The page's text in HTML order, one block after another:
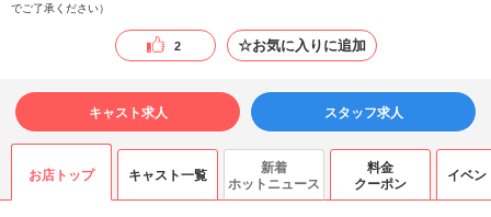
でご了承ください）
2 ☆お気に入りに追加
キャスト求人 スタッフ求人
お店トップ キャスト一覧
新着
ホットニュース
料金
クーポン
イベン